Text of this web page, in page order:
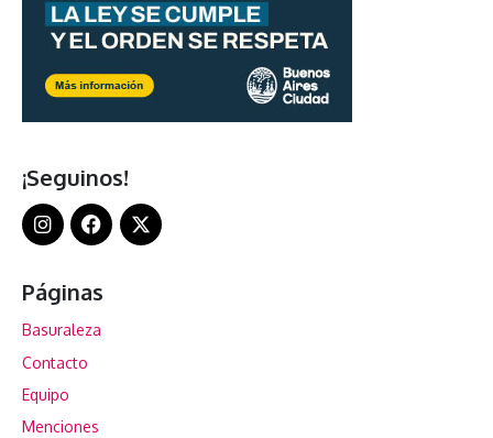
¡Seguinos!
Páginas
Basuraleza
Contacto
Equipo
Menciones